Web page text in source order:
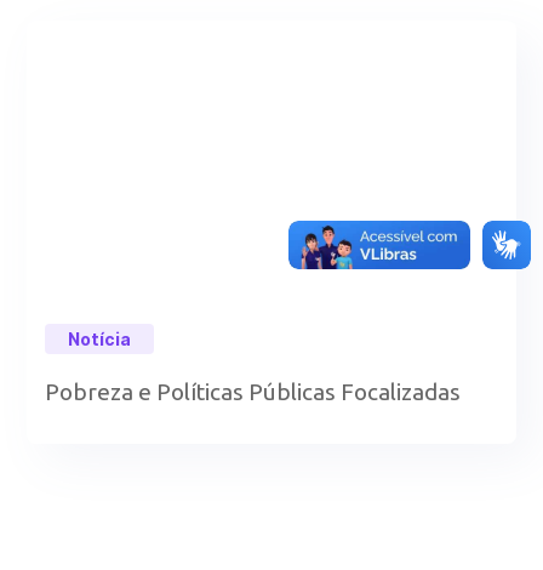
Notícia
Pobreza e Políticas Públicas Focalizadas